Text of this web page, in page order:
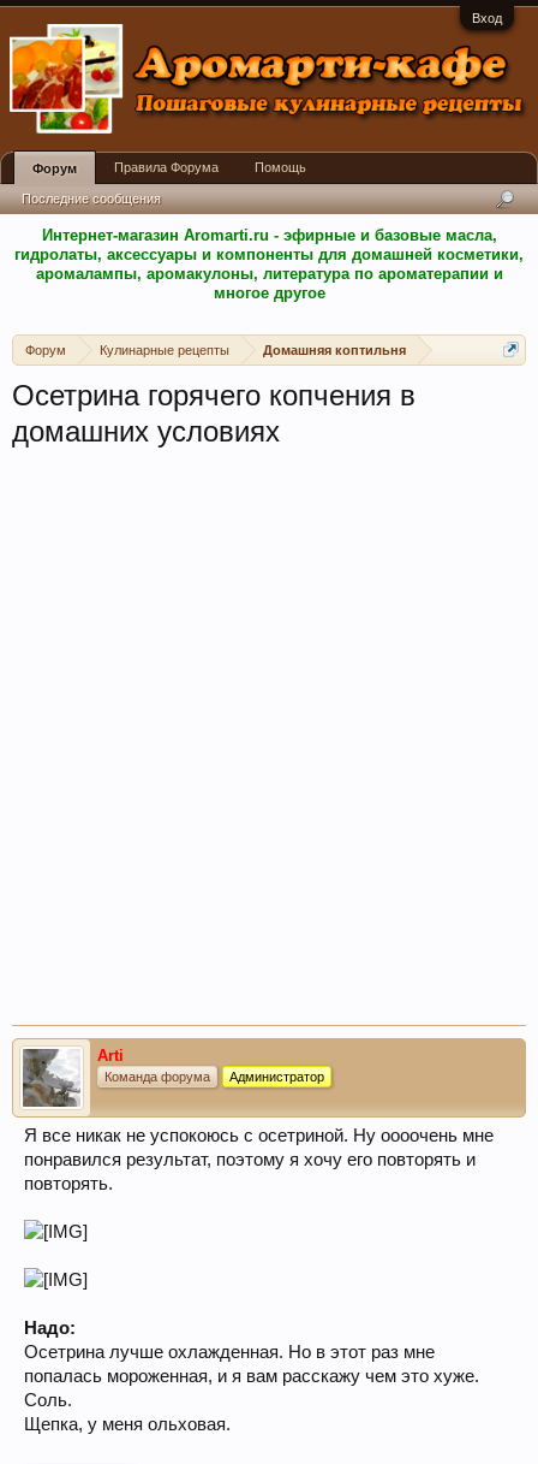
Вход
Интернет-магазин Aromarti.ru - эфирные и базовые масла,
гидролаты, аксессуары и компоненты для домашней косметики,
аромалампы, аромакулоны, литература по ароматерапии и
многое другое
Форум Кулинарные рецепты Домашняя коптильня
Осетрина горячего копчения в
домашних условиях
Arti
Команда форума Администратор
Я все никак не успокоюсь с осетриной. Ну оооочень мне
понравился результат, поэтому я хочу его повторять и
повторять.
Надо:
Осетрина лучше охлажденная. Но в этот раз мне
попалась мороженная, и я вам расскажу чем это хуже.
Соль.
Щепка, у меня ольховая.
Форум
Последние сообщения
Правила Форума Помощь